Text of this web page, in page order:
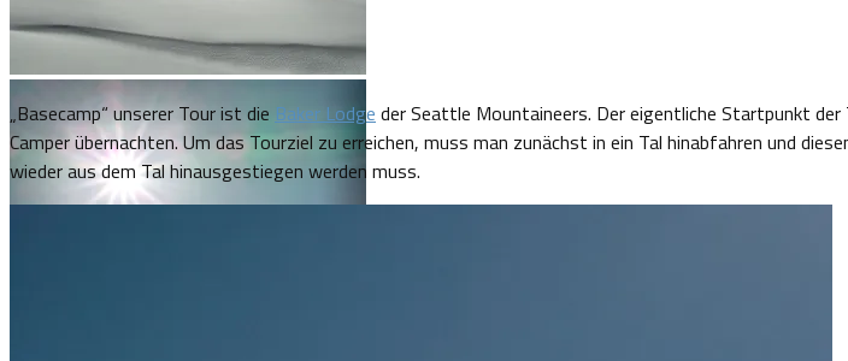
Die, noch, unberührten Hänge
„Basecamp“ unserer Tour ist die Baker Lodge der Seattle Mountaineers. Der eigentliche Startpunkt
Camper übernachten. Um das Tourziel zu erreichen, muss man zunächst in ein Tal hinabfahren und
wieder aus dem Tal hinausgestiegen werden muss.